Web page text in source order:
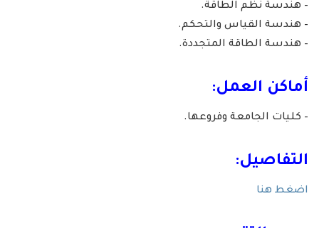
– هندسة نظم الطاقة.
– هندسة القياس والتحكم.
– هندسة الطاقة المتجددة.
أماكن العمل:
– كليات الجامعة وفروعها.
التفاصيل:
اضغط هنا